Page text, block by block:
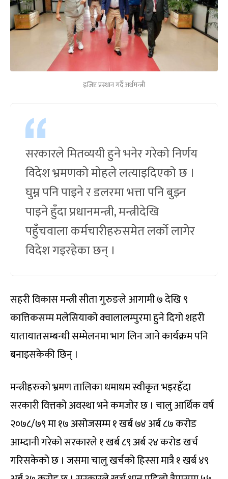
इजिप्ट प्रस्थान गर्दै अर्थमन्त्री
सरकारले मितव्ययी हुने भनेर गरेको निर्णय
विदेश भ्रमणको मोहले लत्याइदिएको छ ।
घुम्न पनि पाइने र डलरमा भत्ता पनि बुझ्न
पाइने हुँदा प्रधानमन्त्री, मन्त्रीदेखि
पहुँचवाला कर्मचारीहरुसमेत लर्को लागेर
विदेश गइरहेका छन् ।
सहरी विकास मन्त्री सीता गुरुङले आगामी ७ देखि ९
कात्तिकसम्म मलेसियाको क्वालालम्पुरमा हुने दिगो शहरी
यातायातसम्बन्धी सम्मेलनमा भाग लिन जाने कार्यक्रम पनि
बनाइसकेकी छिन् ।
मन्त्रीहरुको भ्रमण तालिका धमाधम स्वीकृत भइरहँदा
सरकारी वित्तको अवस्था भने कमजोर छ । चालु आर्थिक वर्ष
२०७८/७९ मा १७ असोजसम्म १ खर्ब ७४ अर्ब ८७ करोड
आम्दानी गरेको सरकारले १ खर्ब ८९ अर्ब २४ करोड खर्च
गरिसकेको छ । जसमा चालु खर्चको हिस्सा मात्रै १ खर्ब ४९